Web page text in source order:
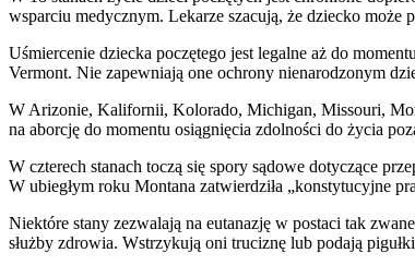
wsparciu medycznym. Lekarze szacują, że dziecko
Uśmiercenie dziecka poczętego jest legalne aż do
Vermont. Nie zapewniają one ochrony nienarodzonym
W Arizonie, Kalifornii, Kolorado, Michigan, Missouri,
na aborcję do momentu osiągnięcia zdolności do życia
W czterech stanach toczą się spory sądowe dotyczące
W ubiegłym roku Montana zatwierdziła „konstytucyjne
Niektóre stany zezwalają na eutanazję w postaci tak
służby zdrowia. Wstrzykują oni truciznę lub podają